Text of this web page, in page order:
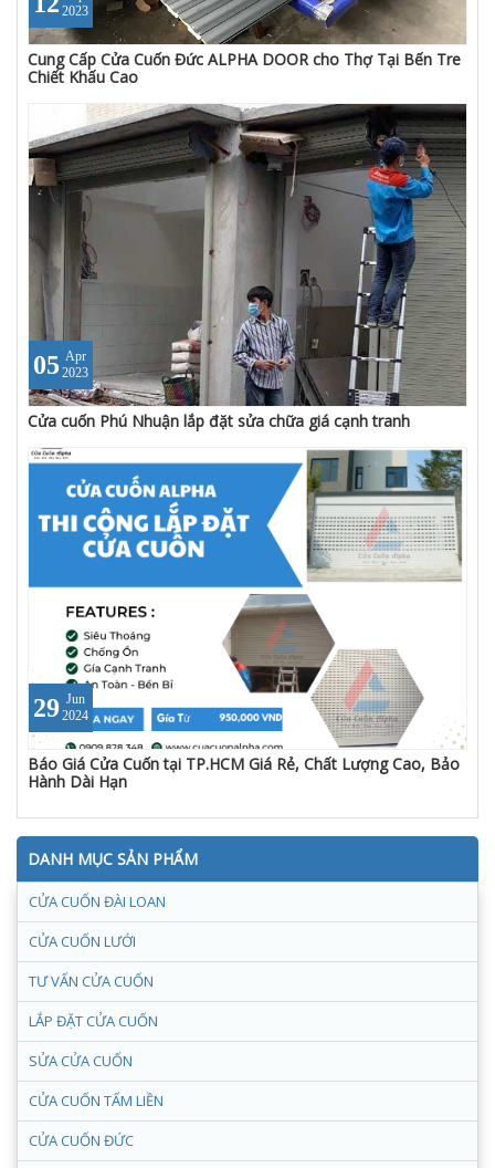
DANH MỤC SẢN PHẨM
CỬA CUỐN ĐÀI LOAN
CỬA CUỐN LƯỚI
TƯ VẤN CỬA CUỐN
LẮP ĐẶT CỬA CUỐN
SỬA CỬA CUỐN
CỬA CUỐN TẤM LIỀN
CỬA CUỐN ĐỨC
2023
Cung Cấp Cửa Cuốn Đức ALPHA DOOR cho Thợ Tại Bến Tre
Chiết Khấu Cao
05 Apr
2023
Cửa cuốn Phú Nhuận lắp đặt sửa chữa giá cạnh tranh
29 Jun
2024
Báo Giá Cửa Cuốn tại TP.HCM Giá Rẻ, Chất Lượng Cao, Bảo
Hành Dài Hạn